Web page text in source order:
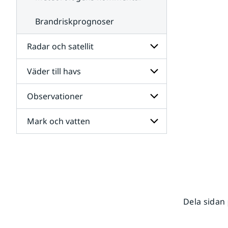
Brandriskprognoser
Radar och satellit
Undersidor
för
Radar
och
satellit
Väder till havs
Undersidor
för
Väder
till
havs
Observationer
Undersidor
för
Mark och vatten
Dela sidan